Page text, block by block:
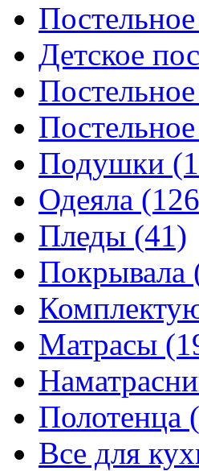
Детское
Подушки
Одеяла
Пледы (41)
Покрывала
Матрасы
Полотенца
Все для